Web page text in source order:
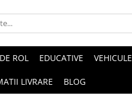
DE ROL EDUCATIVE VEHICULE
LIVRARE BLOG